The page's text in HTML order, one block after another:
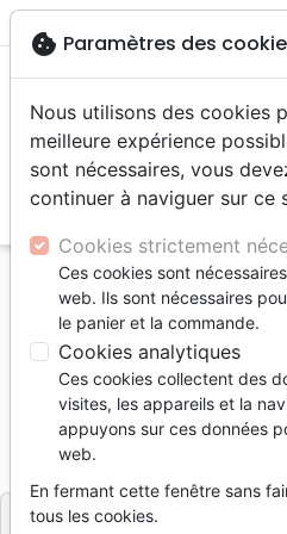
menu
Accueil Divers
Traités,
Anglais, Or pur - Pure Gold
Anglais, Or pur
Pure Gold
RéférenceEBLC1645 EAN
Éditions Bibles et
cookie Paramètres des
Nous utilisons des cookies
meilleure expérience
sont nécessaires, vous
continuer à naviguer sur ce
Cookies strictement
Ces cookies sont
web. Ils sont nécessaires
le panier et la commande.
Cookies analytiques
Ces cookies collectent des
visites, les appareils et la
appuyons sur ces données
web.
En fermant cette fenêtre sans
tous les cookies.